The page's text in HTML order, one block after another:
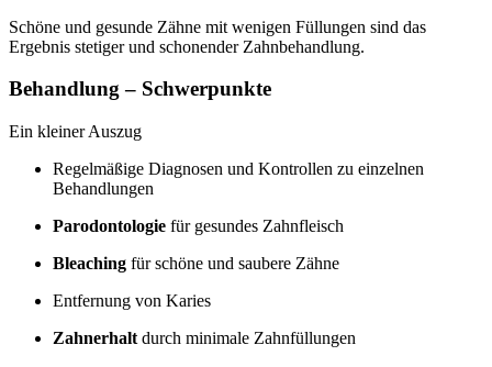
Schöne und gesunde Zähne mit wenigen Füllungen sind das
Ergebnis stetiger und schonender Zahnbehandlung.
Behandlung – Schwerpunkte
Ein kleiner Auszug
Regelmäßige Diagnosen und Kontrollen zu einzelnen
Behandlungen
Parodontologie für gesundes Zahnfleisch
Bleaching für schöne und saubere Zähne
Entfernung von Karies
Zahnerhalt durch minimale Zahnfüllungen